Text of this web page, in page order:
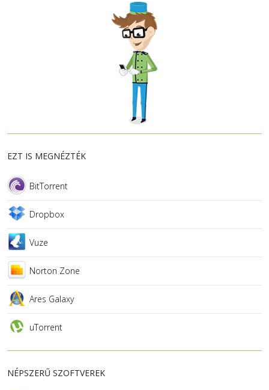
EZT IS MEGNÉZTÉK
BitTorrent
Dropbox
Vuze
Norton Zone
Ares Galaxy
uTorrent
NÉPSZERŰ SZOFTVEREK